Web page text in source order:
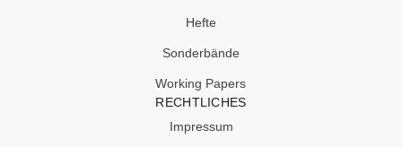
Hefte
Sonderbände
Working Papers
RECHTLICHES
Impressum